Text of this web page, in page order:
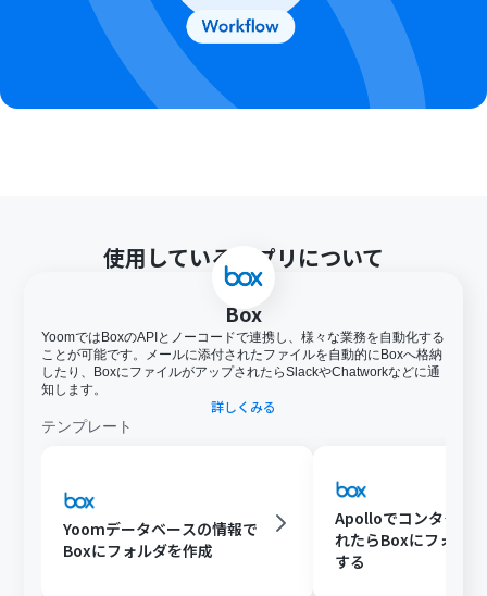
使用しているアプリについて
Box
YoomではBoxのAPIとノーコードで連携し、様々な業務を自動化する
ことが可能です。メールに添付されたファイルを自動的にBoxへ格納
したり、BoxにファイルがアップされたらSlackやChatworkなどに通
知します。
詳しくみる
テンプレート
Yoomデータベースの情報で
Boxにフォルダを作成
Apolloでコンタクト
れたらBoxにフォル
する